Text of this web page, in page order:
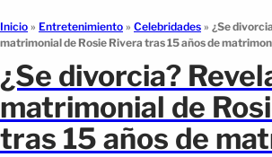
Inicio » Entretenimiento » Celebridades » ¿Se
matrimonial de Rosie Rivera tras 15 años de
¿Se divorcia?
matrimonial de
tras 15 años de